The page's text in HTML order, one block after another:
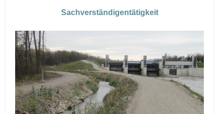
Sachverständigentätigkeit